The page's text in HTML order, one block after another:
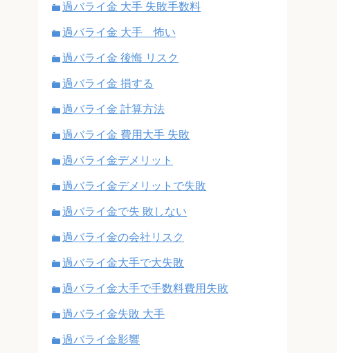
過バライ金 大手 失敗手数料
過バライ金 大手 怖い
過バライ金 後悔 リスク
過バライ金 損する
過バライ金 計算方法
過バライ金 費用大手 失敗
過バライ金デメリット
過バライ金デメリットで失敗
過バライ金で失 敗しない
過バライ金の会社リスク
過バライ金大手で大失敗
過バライ金大手で手数料費用失敗
過バライ金失敗 大手
過バライ金影響